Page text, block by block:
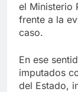
el Ministerio
frente a la
caso.
En ese
imputados
del Estado,